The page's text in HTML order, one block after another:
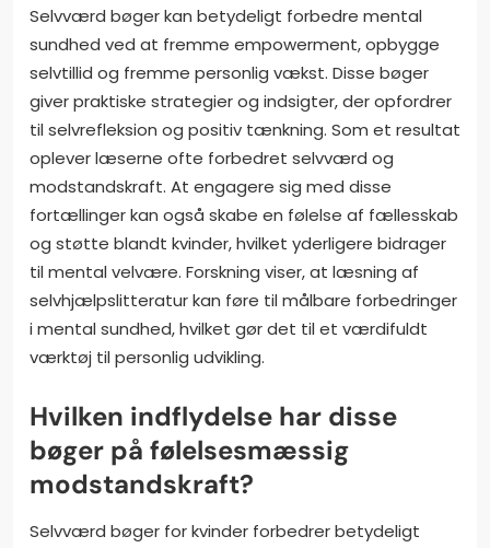
Selvværd bøger kan betydeligt forbedre mental
sundhed ved at fremme empowerment, opbygge
selvtillid og fremme personlig vækst. Disse bøger
giver praktiske strategier og indsigter, der opfordrer
til selvrefleksion og positiv tænkning. Som et resultat
oplever læserne ofte forbedret selvværd og
modstandskraft. At engagere sig med disse
fortællinger kan også skabe en følelse af fællesskab
og støtte blandt kvinder, hvilket yderligere bidrager
til mental velvære. Forskning viser, at læsning af
selvhjælpslitteratur kan føre til målbare forbedringer
i mental sundhed, hvilket gør det til et værdifuldt
værktøj til personlig udvikling.
Hvilken indflydelse har disse
bøger på følelsesmæssig
modstandskraft?
Selvværd bøger for kvinder forbedrer betydeligt